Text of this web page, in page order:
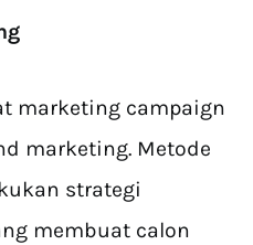
marketing campaign
marketing. Metode
strategi
membuat calon